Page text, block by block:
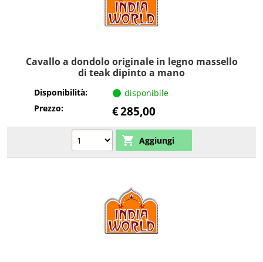
Cavallo a dondolo originale in legno massello
di teak dipinto a mano
Disponibilità:
disponibile
Prezzo:
€285,00